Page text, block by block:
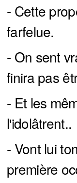
- Cette
farfelue.
- On sent
finira pas
- Et les
l'idolâtrent..
- Vont lui
première